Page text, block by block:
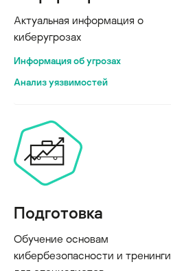
Актуальная информация о
киберугрозах
Информация об угрозах
Анализ уязвимостей
Подготовка
Обучение основам
кибербезопасности и тренинги